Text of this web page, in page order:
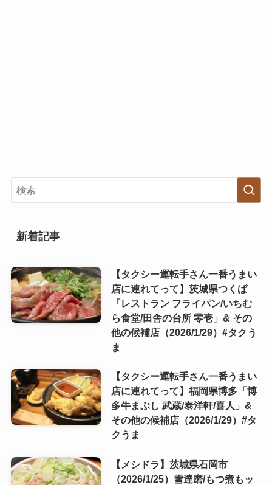
新着記事
【タクシー運転手さん一番うまい
店に連れてって】茨城県つくば
「レストラン フライパン/いちむ
ら食堂/田舎の台所 零壱」& その
他の候補店（2026/1/29）#タクう
ま
【タクシー運転手さん一番うまい
店に連れてって】福岡県博多「博
多牛まぶし 武蔵/泰洋軒/喜人」&
その他の候補店（2026/1/29）#タ
クうま
【メシドラ】茨城県石岡市
（2026/1/25）雪達磨/もつ煮もッ